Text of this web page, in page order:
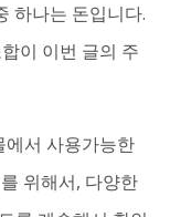
하나는 돈입니다.
이 이번 글의 주
에서 사용가능한
위해서, 다양한